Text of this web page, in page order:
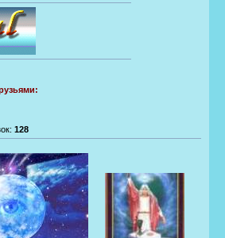
: 128